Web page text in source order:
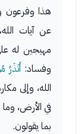
هذا وفرعون
عن آيات
مهيجين له
وفساد:
الله، وإلى
في الأرض،
بما يقولون.